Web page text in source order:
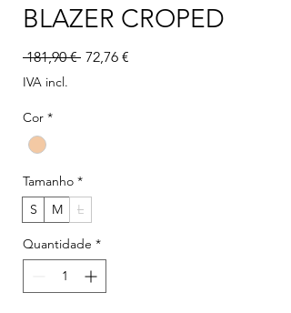
BLAZER CROPED
181,90 € Preço normal
72,76 €
IVA incl.
Cor *
Tamanho *
S
M L
Quantidade *